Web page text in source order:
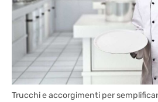
Trucchi e accorgimenti per